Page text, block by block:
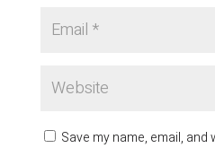
Save my name, email,